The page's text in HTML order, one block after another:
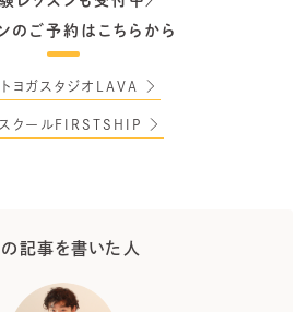
のご予約はこちらから
トヨガスタジオLAVA
スクールFIRSTSHIP
の記事を書いた人